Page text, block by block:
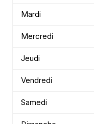
Mardi
Mercredi
Jeudi
Vendredi
Samedi